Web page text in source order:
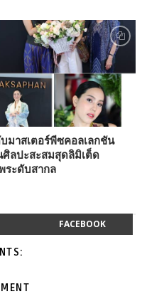
บมาสเตอร์พีซคอลเลกชัน
ศิลปะสะสมสุดลิมิเต็ด
ะดับสากล
FACEBOOK